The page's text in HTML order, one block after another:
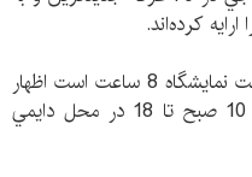
كرده‌اند.
ذكايي با بيان اين‌كه مدت زمان فعاليت نمايشگاه 8 ساعت است اظهار
كرد: اين نمايشگاه هر روز از ساعت 10 صبح تا 18 در محل دايمي